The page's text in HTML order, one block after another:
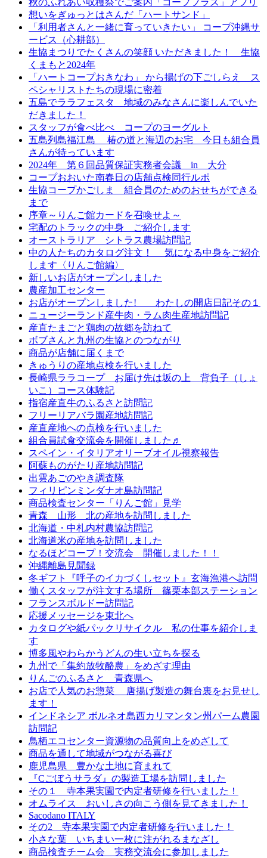
想いをぎゅっとはさんだ「ハートサンド」
「利用者さんと一緒に育っていきたい」 コープ沖縄サ
ービス（心耕部）
生協まつりでたくさんの笑顔 いただきました！ 生協
くまもと2024年
「ハートコープおきなわ」 から揚げの下ごしらえ ス
ペシャリストたちの現場に密着
五島でララフェスタ 地域のみなさんに楽しんでいた
だきました！
スタッフが食べ比べ コープのヨーグルト
五島列島福江島 椿の道と海辺のお宅 今日も組合員
さんが待っています
2024年 第６回品質保証実務者会議 in 大分
コープおおいた南春日の店舗点検同行ルポ
生協コープかごしま 組合員のためのおせちができる
まで
序章～りんご館カードを召喚せよ～
宅配のトラックの中身 ご紹介します
オーストラリア シトラス農場訪問記
中の人たちのカタログ注文！ 気になる中身をご紹介
します〈りんご館編〉
新しいお店がオープンしました
農産加工センター
お店がオープンしました! わたしの開店日記その１
ニュージーランド産牛肉・ラム肉生産地訪問記
産直たまごと鶏肉の故郷を訪ねて
ボブさんと九州の生協とのつながり
商品が店舗に届くまで
きゅうりの産地点検を行いました
長崎県ララコープ お届け先は坂の上 背負子（しょ
いこ）コース体験記
指宿産直牛のふるさと訪問記
フリーリアバラ園産地訪問記
産直産地への点検を行いました
組合員試食交流会を開催しました♬
スペイン・イタリアオリーブオイル視察報告
阿蘇ものがたり産地訪問記
出雲あごのやき調査隊
フィリピンミンダナオ島訪問記
商品検査センター「りんご館」見学
青森 山形 北の産地を訪問しました
北海道・中札内村農協訪問記
北海道米の産地を訪問しました
なるほどコープ！交流会 開催しました！！
沖縄離島見聞録
冬ギフト『呼子のイカづくしセット』玄海漁港へ訪問
働くスタッフが注文する場所 篠栗本部ステーション
フランスボルドー訪問記
応援メッセージを東北へ
カタログや紙パックリサイクル 私の仕事を紹介しま
す
博多風やわらかうどんの生い立ちを探る
九州で「集約放牧酪農」をめざす理由
りんごのふるさと 青森県へ
お店で人気のお惣菜 唐揚げ製造の舞台裏をお見せし
ます！
インドネシア ボルネオ島西カリマンタン州パーム農園
訪問記
鳥栖エコセンター資源物の品質向上をめざして
商品を通して地域がつながる喜び
鹿児島県 豊かな土地に育まれて
『Cごぼうサラダ』の製造工場を訪問しました
その１ 寺本果実園で内定者研修を行いました！
オムライス おいしさの向こう側を見てきました！
Sacodano ITALY
その2 寺本果実園で内定者研修を行いました！
小さな葉 いちまい一枚に注がれるまなざし
商品検査チーム会 実務交流会に参加しました